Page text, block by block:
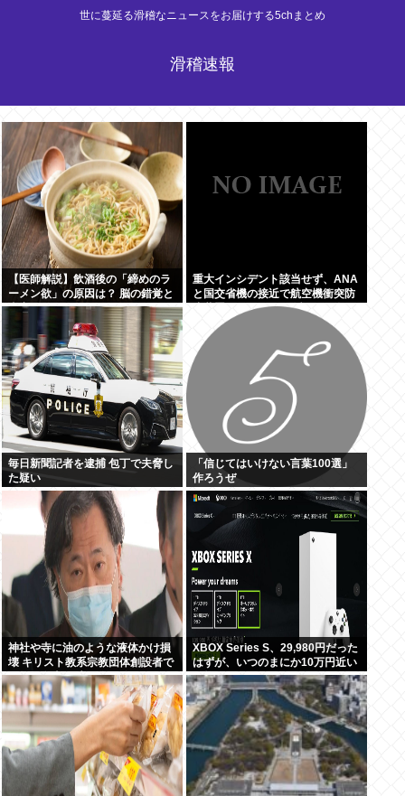
世に蔓延る滑稽なニュースをお届けする5chまとめ
滑稽速報
【医師解説】飲酒後の「締めのラ
ーメン欲」の原因は？ 脳の錯覚と
真実
重大インシデント該当せず、ANA
と国交省機の接近で航空機衝突防
止装置（TCAS）の警報が作動し
たトラブル、羽田空港沖、全日空
に通知
毎日新聞記者を逮捕 包丁で夫脅し
た疑い
「信じてはいけない言葉100選」
作ろうぜ
神社や寺に油のような液体かけ損
壊 キリスト教系宗教団体創設者で
医師の金山昌秀に懲役1年6か月、
執行猶予3年の判決
XBOX Series S、29,980円だった
はずが、いつのまにか10万円近い
価格に